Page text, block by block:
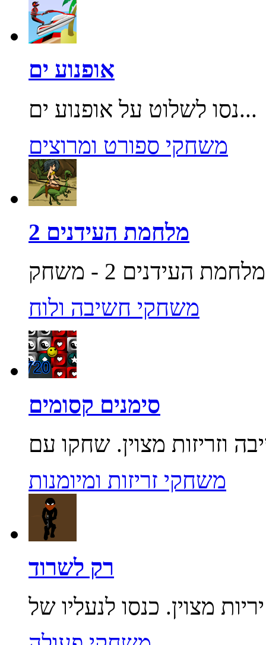
אופנוע ים
נסו לשלוט על אופנוע ים...
משחקי ספורט ומרוצים
מלחמת העידנים 2
משחקי חשיבה ולוח
סימנים קסומים
משחקי זריזות ומיומנות
רק לשרוד